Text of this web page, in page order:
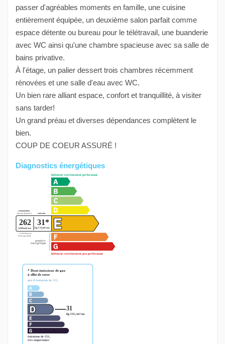
passer d'agréables moments en famille, une cuisine
entièrement équipée, un deuxième salon parfait comme
espace détente ou bureau pour le télétravail, une buanderie
avec WC ainsi qu'une chambre spacieuse avec sa salle de
bains privative.
À l'étage, un palier dessert trois chambres récemment
rénovées et une salle d'eau avec WC.
Un bien rare alliant espace, confort et tranquillité, à visiter
sans tarder!
Un grand préau et diverses dépendances complètent le
bien.
COUP DE COEUR ASSURÉ !
Diagnostics énergétiques